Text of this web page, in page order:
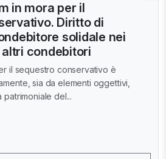
in mora per il
Diritto di
solidale nei
condebitori
il sequestro conservativo è
sia da elementi oggettivi,
del...